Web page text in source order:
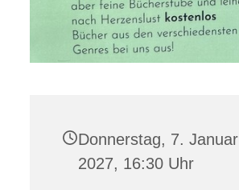
Donnerstag, 7. Januar
2027, 16:30 Uhr